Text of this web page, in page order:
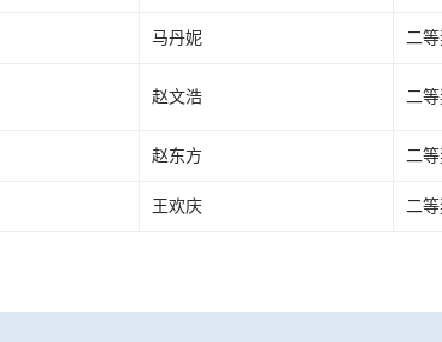
马丹妮 二
赵文浩 二
赵东方 二
王欢庆 二